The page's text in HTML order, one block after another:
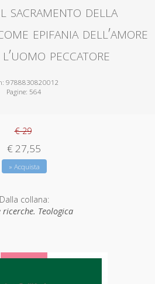
sacramento della
epifania dell’amore
peccatore
9788830820012
Pagine: 564
€ 29
€ 27,55
» Acquista
Dalla collana:
ricerche. Teologica